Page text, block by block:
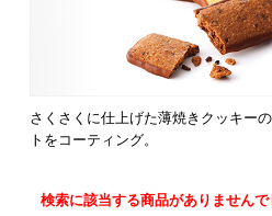
さくさくに仕上げた薄焼きクッキー
トをコーティング。
検索に該当する商品がありませんで